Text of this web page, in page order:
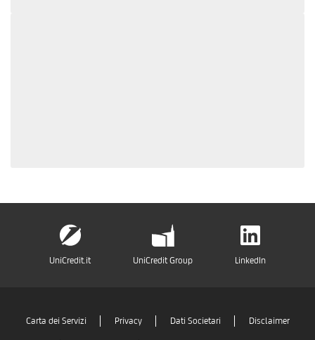
UniCredit.it UniCredit Group LinkedIn
Carta dei Servizi Privacy Dati Societari Disclaimer